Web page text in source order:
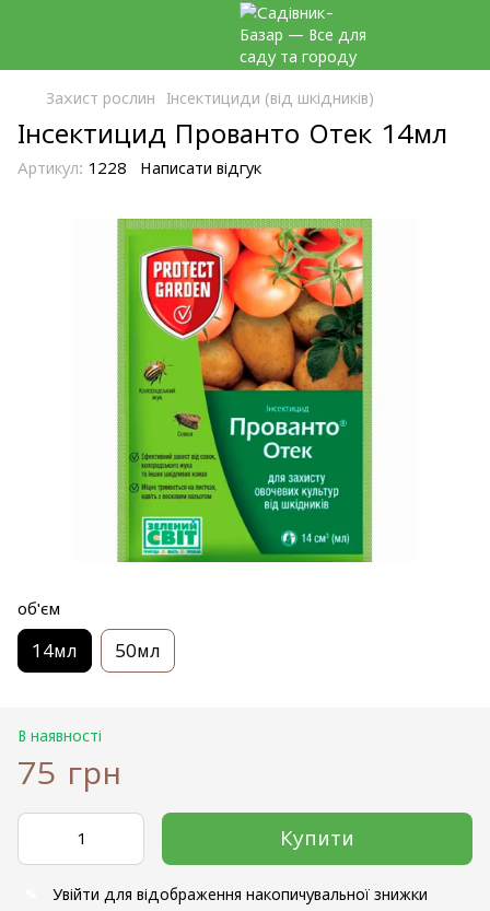
Захист рослин Інсектициди (від шкідників)
Інсектицид Прованто Отек 14мл
Артикул: 1228 Написати відгук
об'єм
14мл 50мл
В наявності
75 грн
Купити
Увійти для відображення накопичувальної знижки